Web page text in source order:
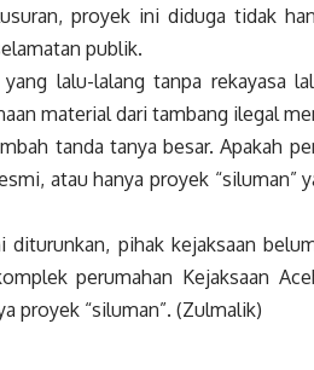
proyek ini diduga tidak
publik.
lalu-lalang tanpa rekayasa
material dari tambang ilegal
tanda tanya besar. Apakah
atau hanya proyek
diturunkan, pihak kejaksaan
perumahan Kejaksaan
proyek “siluman”. (Zulmalik)